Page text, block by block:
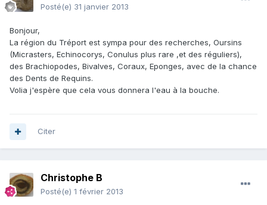
Posté(e) 31 janvier 2013
Bonjour,
La région du Tréport est sympa pour des recherches, Oursins
(Micrasters, Echinocorys, Conulus plus rare ,et des réguliers),
des Brachiopodes, Bivalves, Coraux, Eponges, avec de la chance
des Dents de Requins.
Volia j'espère que cela vous donnera l'eau à la bouche.
Citer
Christophe B
Posté(e) 1 février 2013